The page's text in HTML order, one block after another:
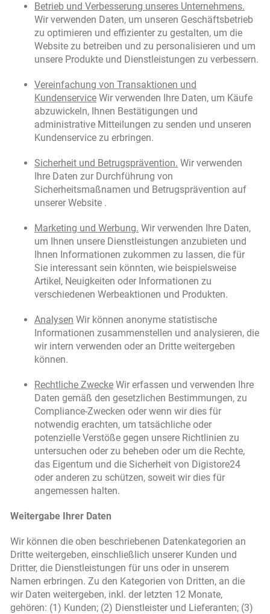
Betrieb und Verbesserung unseres Unternehmens.
Wir verwenden Daten, um unseren Geschäftsbetrieb
zu optimieren und effizienter zu gestalten, um die
Website zu betreiben und zu personalisieren und um
unsere Produkte und Dienstleistungen zu verbessern.
Vereinfachung von Transaktionen und
Kundenservice Wir verwenden Ihre Daten, um Käufe
abzuwickeln, Ihnen Bestätigungen und
administrative Mitteilungen zu senden und unseren
Kundenservice zu erbringen.
Sicherheit und Betrugsprävention. Wir verwenden
Ihre Daten zur Durchführung von
Sicherheitsmaßnamen und Betrugsprävention auf
unserer Website .
Marketing und Werbung. Wir verwenden Ihre Daten,
um Ihnen unsere Dienstleistungen anzubieten und
Ihnen Informationen zukommen zu lassen, die für
Sie interessant sein könnten, wie beispielsweise
Artikel, Neuigkeiten oder Informationen zu
verschiedenen Werbeaktionen und Produkten.
Analysen Wir können anonyme statistische
Informationen zusammenstellen und analysieren, die
wir intern verwenden oder an Dritte weitergeben
können.
Rechtliche Zwecke Wir erfassen und verwenden Ihre
Daten gemäß den gesetzlichen Bestimmungen, zu
Compliance-Zwecken oder wenn wir dies für
notwendig erachten, um tatsächliche oder
potenzielle Verstöße gegen unsere Richtlinien zu
untersuchen oder zu beheben oder um die Rechte,
das Eigentum und die Sicherheit von Digistore24
oder anderen zu schützen, soweit wir dies für
angemessen halten.
Weitergabe Ihrer Daten
Wir können die oben beschriebenen Datenkategorien an
Dritte weitergeben, einschließlich unserer Kunden und
Dritter, die Dienstleistungen für uns oder in unserem
Namen erbringen. Zu den Kategorien von Dritten, an die
wir Daten weitergeben, inkl. der letzten 12 Monate,
gehören: (1) Kunden; (2) Dienstleister und Lieferanten; (3)